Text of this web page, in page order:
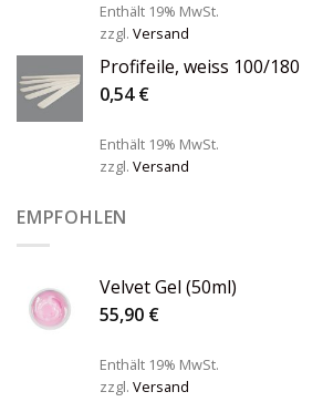
Enthält 19% MwSt.
zzgl. Versand
Profifeile, weiss 100/180
0,54€
Enthält 19% MwSt.
zzgl. Versand
EMPFOHLEN
Velvet Gel (50ml)
55,90 €
Enthält 19% MwSt.
zzgl. Versand